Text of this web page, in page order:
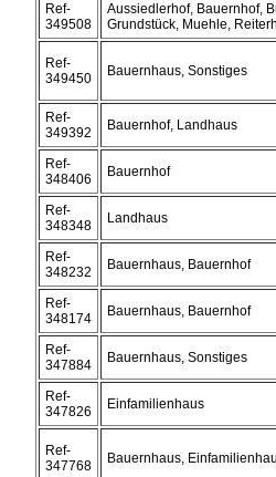
Ref-
349508
Aussiedlerhof, Bauernhof,
Grundstück, Muehle,
Ref-
349450
Bauernhaus, Sonstiges
Ref-
349392
Bauernhof, Landhaus
Ref-
348406
Bauernhof
Ref-
348348
Landhaus
Ref-
348232
Bauernhaus, Bauernhof
Ref-
348174
Bauernhaus, Bauernhof
Ref-
347884
Bauernhaus, Sonstiges
Ref-
347826
Einfamilienhaus
Ref-
347768
Bauernhaus,